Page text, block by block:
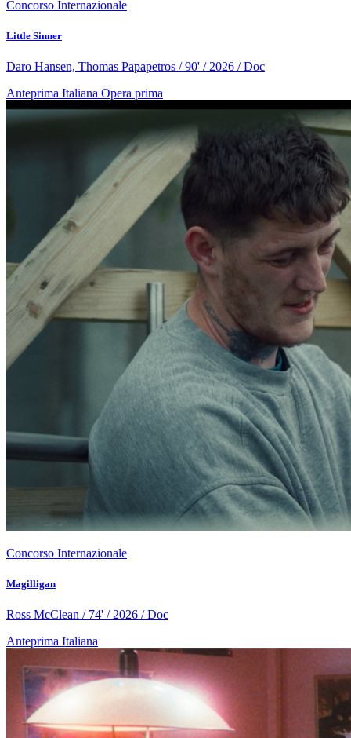
Concorso Internazionale
Little Sinner
Daro Hansen, Thomas Papapetros / 90' / 2026 / Doc
Anteprima Italiana Opera prima
Concorso Internazionale
Magilligan
Ross McClean / 74' / 2026 / Doc
Anteprima Italiana